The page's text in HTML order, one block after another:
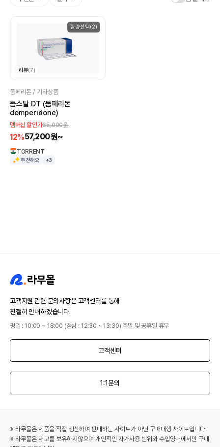
함량선택(2)
리뷰(7)
돔페리돈 / 기타상품
돔스탈 DT (돔페리돈
domperidone)
멤버십 할인가65,000원
12%57,200원~
TORRENT
추천해요 +3
고객지원 관련 문의사항은 고객센터를 통해
친절히 안내하겠습니다.
평일 : 10:00 ~ 18:00 (점심 : 12:30 ~ 13:30) 주말 및 공휴일 휴무
고객센터
1:1문의
※ 라무몰은 제품을 직접 생산하여 판매하는 사이트가 아닌 구매대행 사이트입니다.
※ 라무몰은 재고를 보유하지않으며 개인적인 자가사용 범위와 수입양내에서만 구매